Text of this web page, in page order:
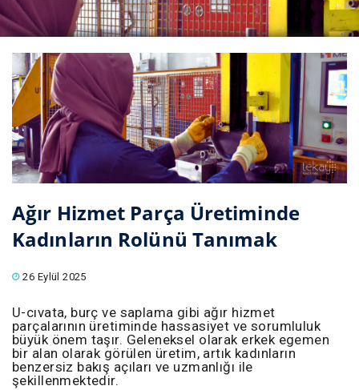
Ağır Hizmet Parça Üretiminde Kadınların
Rolünü Tanımak
Ağır Hizmet Parça Üretiminde
Kadınların Rolünü Tanımak
26 Eylül 2025
U-cıvata, burç ve saplama gibi ağır hizmet
parçalarının üretiminde hassasiyet ve sorumluluk
büyük önem taşır. Geleneksel olarak erkek egemen
bir alan olarak görülen üretim, artık kadınların
benzersiz bakış açıları ve uzmanlığı ile
şekillenmektedir.